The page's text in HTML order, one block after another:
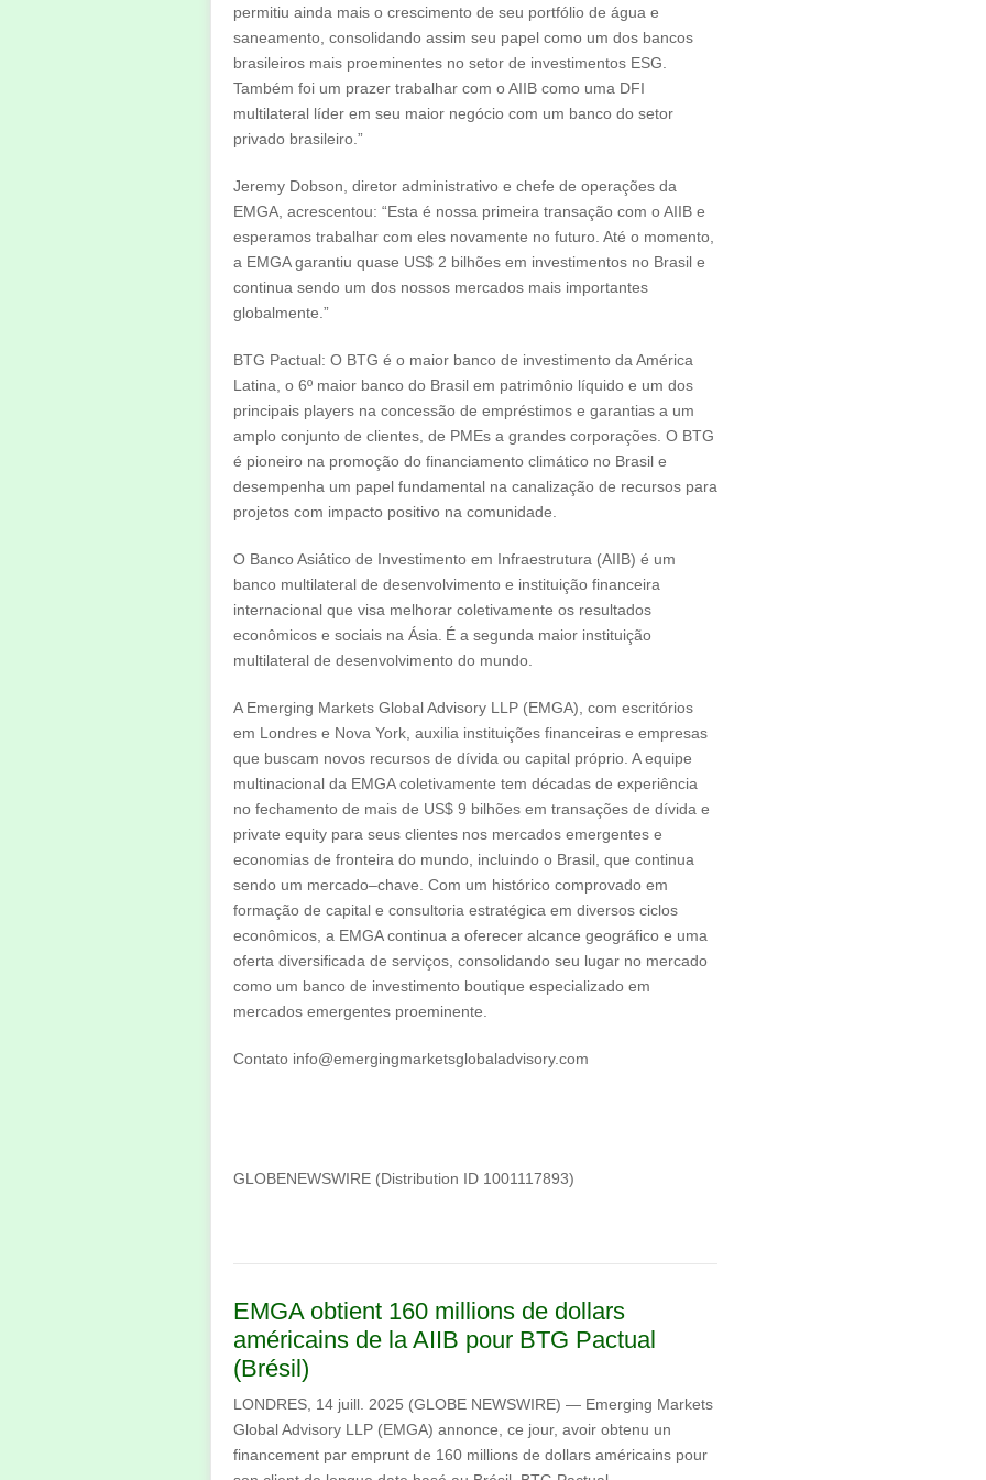
permitiu ainda mais o crescimento de seu portfólio de água e
saneamento, consolidando assim seu papel como um dos bancos
brasileiros mais proeminentes no setor de investimentos ESG.
Também foi um prazer trabalhar com o AIIB como uma DFI
multilateral líder em seu maior negócio com um banco do setor
privado brasileiro.”
Jeremy Dobson, diretor administrativo e chefe de operações da
EMGA, acrescentou: “Esta é nossa primeira transação com o AIIB e
esperamos trabalhar com eles novamente no futuro. Até o momento,
a EMGA garantiu quase US$ 2 bilhões em investimentos no Brasil e
continua sendo um dos nossos mercados mais importantes
globalmente.”
BTG Pactual: O BTG é o maior banco de investimento da América
Latina, o 6º maior banco do Brasil em patrimônio líquido e um dos
principais players na concessão de empréstimos e garantias a um
amplo conjunto de clientes, de PMEs a grandes corporações. O BTG
é pioneiro na promoção do financiamento climático no Brasil e
desempenha um papel fundamental na canalização de recursos para
projetos com impacto positivo na comunidade.
O Banco Asiático de Investimento em Infraestrutura (AIIB) é um
banco multilateral de desenvolvimento e instituição financeira
internacional que visa melhorar coletivamente os resultados
econômicos e sociais na Ásia. É a segunda maior instituição
multilateral de desenvolvimento do mundo.
A Emerging Markets Global Advisory LLP (EMGA), com escritórios
em Londres e Nova York, auxilia instituições financeiras e empresas
que buscam novos recursos de dívida ou capital próprio. A equipe
multinacional da EMGA coletivamente tem décadas de experiência
no fechamento de mais de US$ 9 bilhões em transações de dívida e
private equity para seus clientes nos mercados emergentes e
economias de fronteira do mundo, incluindo o Brasil, que continua
sendo um mercado–chave. Com um histórico comprovado em
formação de capital e consultoria estratégica em diversos ciclos
econômicos, a EMGA continua a oferecer alcance geográfico e uma
oferta diversificada de serviços, consolidando seu lugar no mercado
como um banco de investimento boutique especializado em
mercados emergentes proeminente.
Contato info@emergingmarketsglobaladvisory.com
GLOBENEWSWIRE (Distribution ID 1001117893)
EMGA obtient 160 millions de dollars
américains de la AIIB pour BTG Pactual
(Brésil)
LONDRES, 14 juill. 2025 (GLOBE NEWSWIRE) — Emerging Markets
Global Advisory LLP (EMGA) annonce, ce jour, avoir obtenu un
financement par emprunt de 160 millions de dollars américains pour